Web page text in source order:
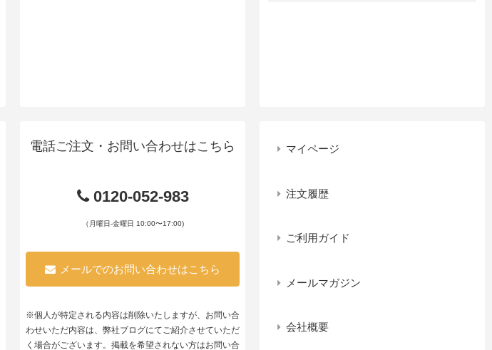
電話ご注文・お問い合わせはこちら
0120-052-983
（月曜日-金曜日 10:00〜17:00)
メールでのお問い合わせはこちら
※個人が特定される内容は削除いたしますが、お問い合
わせいただ内容は、弊社ブログにてご紹介させていただ
く場合がございます。掲載を希望されない方はお問い合
マイページ
注文履歴
ご利用ガイド
メールマガジン
会社概要